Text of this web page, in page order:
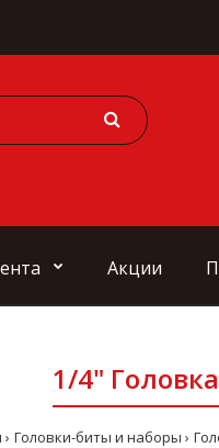
Акции
1/4"
Головки-биты и наборы